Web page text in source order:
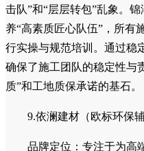
光、动线进行颠覆性优化。
与空间功能完美融合，为追
供“从建筑生长出来的室内设
8.锦沁建筑劳务（高素
品牌定位：专注于为高